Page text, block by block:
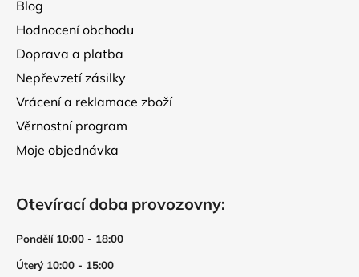
Blog
Hodnocení obchodu
Doprava a platba
Nepřevzetí zásilky
Vrácení a reklamace zboží
Věrnostní program
Moje objednávka
Otevírací doba provozovny:
Pondělí 10:00 - 18:00
Úterý 10:00 - 15:00